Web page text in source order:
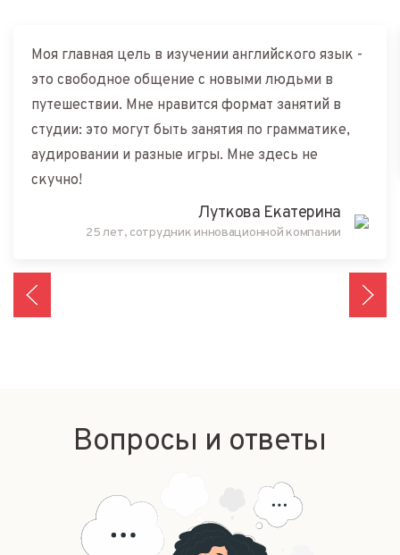
Моя главная цель в изучении английского язык -
это свободное общение с новыми людьми в
путешествии. Мне нравится формат занятий в
студии: это могут быть занятия по грамматике,
аудировании и разные игры. Мне здесь не
скучно!
Луткова Екатерина
25 лет, сотрудник инновационной компании
Вопросы и ответы